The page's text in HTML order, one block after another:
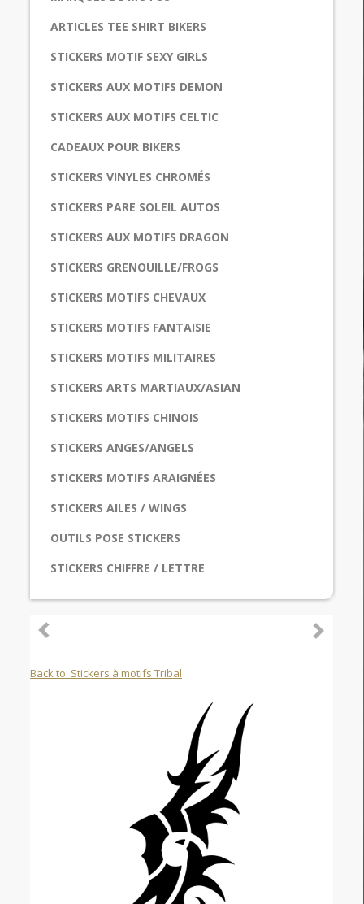
ARTICLES TEE SHIRT BIKERS
STICKERS MOTIF SEXY GIRLS
STICKERS AUX MOTIFS DEMON
STICKERS AUX MOTIFS CELTIC
CADEAUX POUR BIKERS
STICKERS VINYLES CHROMÉS
STICKERS PARE SOLEIL AUTOS
STICKERS AUX MOTIFS DRAGON
STICKERS GRENOUILLE/FROGS
STICKERS MOTIFS CHEVAUX
STICKERS MOTIFS FANTAISIE
STICKERS MOTIFS MILITAIRES
STICKERS ARTS MARTIAUX/ASIAN
STICKERS MOTIFS CHINOIS
STICKERS ANGES/ANGELS
STICKERS MOTIFS ARAIGNÉES
STICKERS AILES / WINGS
OUTILS POSE STICKERS
STICKERS CHIFFRE / LETTRE
Back to: Stickers à motifs Tribal